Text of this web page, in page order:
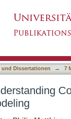
Dissertationen → 7